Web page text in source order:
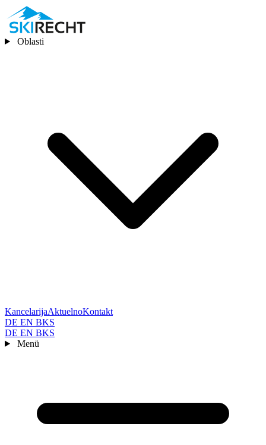
Oblasti
KancelarijaAktuelnoKontakt
DE EN BKS
DE EN BKS
Menü